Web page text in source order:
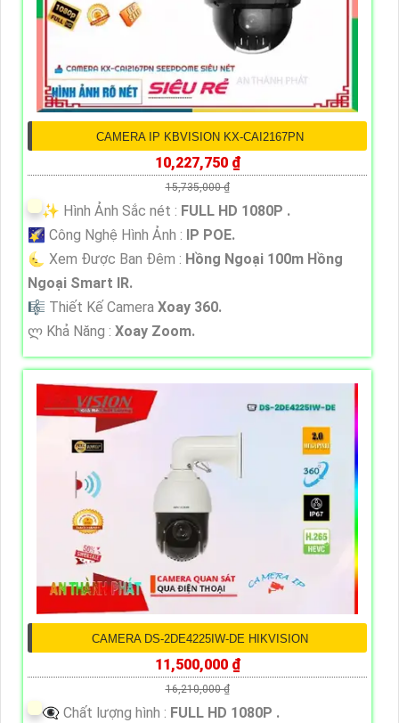
CAMERA IP KBVISION KX-CAI2167PN
10,227,750 ₫
15,735,000 ₫
✨ Hình Ảnh Sắc nét : FULL HD 1080P .
🌠 Công Nghệ Hình Ảnh : IP POE.
🌜 Xem Được Ban Đêm : Hồng Ngoại 100m Hồng
Ngoại Smart IR.
🎼️ Thiết Kế Camera Xoay 360.
️ლ Khả Năng : Xoay Zoom.
CAMERA DS-2DE4225IW-DE HIKVISION
11,500,000 ₫
16,210,000 ₫
👁️‍🗨 Chất lượng hình : FULL HD 1080P .